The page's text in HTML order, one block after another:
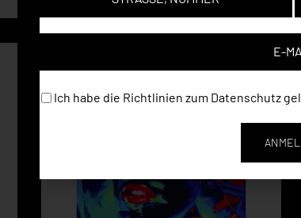
Ich habe die Richtlinien zum Datenschutz